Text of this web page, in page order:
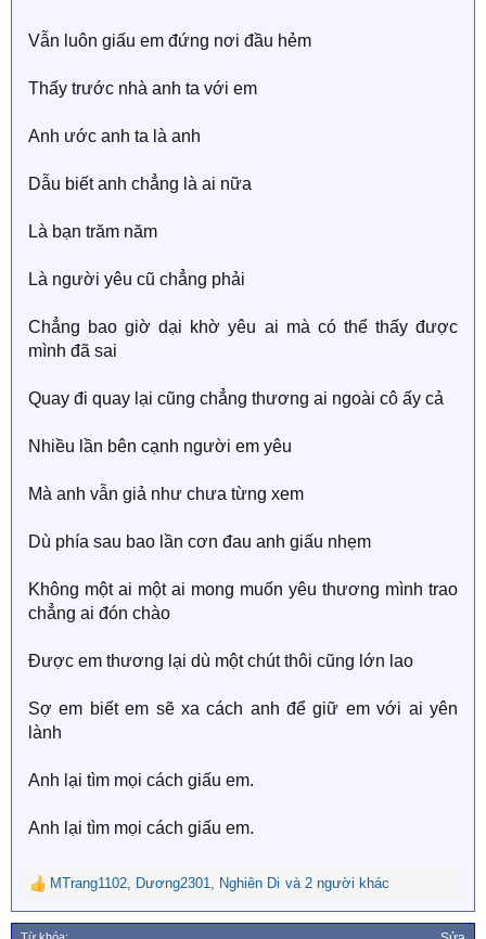
Vẫn luôn giấu em đứng nơi đầu hẻm
Thấy trước nhà anh ta với em
Anh ước anh ta là anh
Dẫu biết anh chẳng là ai nữa
Là bạn trăm năm
Là người yêu cũ chẳng phải
Chẳng bao giờ dại khờ yêu ai mà có thể thấy được
mình đã sai
Quay đi quay lại cũng chẳng thương ai ngoài cô ấy cả
Nhiều lần bên cạnh người em yêu
Mà anh vẫn giả như chưa từng xem
Dù phía sau bao lần cơn đau anh giấu nhẹm
Không một ai một ai mong muốn yêu thương mình trao
chẳng ai đón chào
Được em thương lại dù một chút thôi cũng lớn lao
Sợ em biết em sẽ xa cách anh để giữ em với ai yên
lành
Anh lại tìm mọi cách giấu em.
Anh lại tìm mọi cách giấu em.
R
e
a
MTrang1102 Dương2301 Nghiên Di và 2 người khác